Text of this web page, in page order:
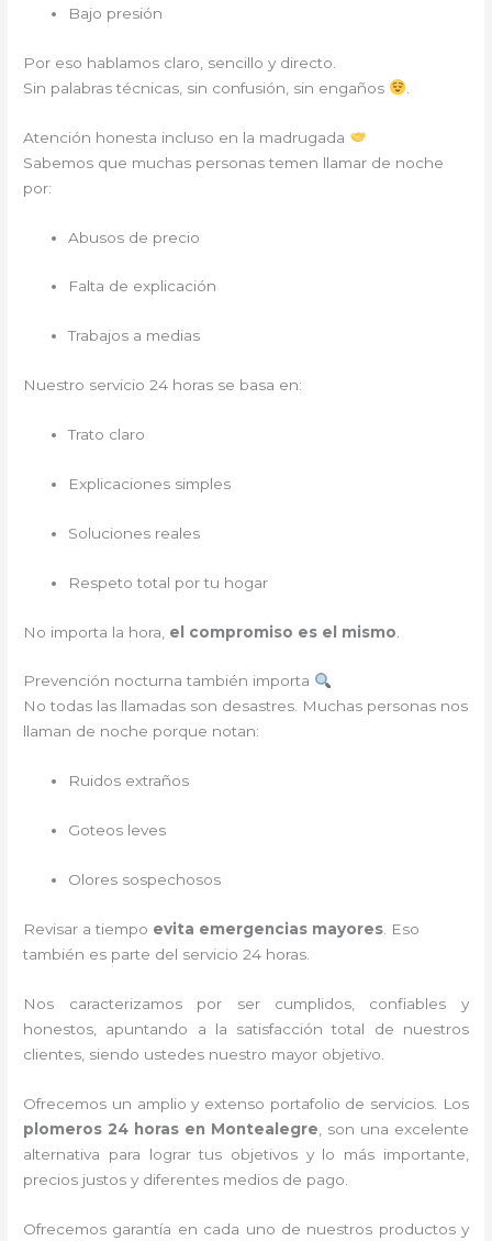
Bajo presión
Por eso hablamos claro, sencillo y directo.
Sin palabras técnicas, sin confusión, sin engaños
Atención honesta incluso en la madrugada
Sabemos que muchas personas temen llamar de noche
por:
Abusos de precio
Falta de explicación
Trabajos a medias
Nuestro servicio 24 horas se basa en:
Trato claro
Explicaciones simples
Soluciones reales
Respeto total por tu hogar
No importa la hora, el compromiso es el mismo
Prevención nocturna también importa
No todas las llamadas son desastres. Muchas personas nos
llaman de noche porque notan:
Ruidos extraños
Goteos leves
Olores sospechosos
Revisar a tiempo evita emergencias mayores . Eso
también es parte del servicio 24 horas.
Nos caracterizamos por ser cumplidos, confiables y
honestos, apuntando a la satisfacción total de nuestros
clientes, siendo ustedes nuestro mayor objetivo.
Ofrecemos un amplio y extenso portafolio de servicios. Los
plomeros 24 horas en Montealegre , son una excelente
alternativa para lograr tus objetivos y lo más importante,
precios justos y diferentes medios de pago.
Ofrecemos garantía en cada uno de nuestros productos y